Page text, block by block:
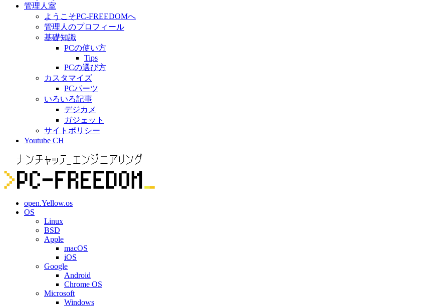
管理人室
ようこそPC-FREEDOMへ
管理人のプロフィール
基礎知識
PCの使い方
Tips
PCの選び方
カスタマイズ
PCパーツ
いろいろ記事
デジカメ
ガジェット
サイトポリシー
Youtube CH
open.Yellow.os
OS
Linux
BSD
Apple
macOS
iOS
Google
Android
Chrome OS
Microsoft
Windows